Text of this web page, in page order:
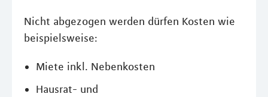
Nicht abgezogen werden dürfen Kosten wie
beispielsweise:
Miete inkl. Nebenkosten
Hausrat- und